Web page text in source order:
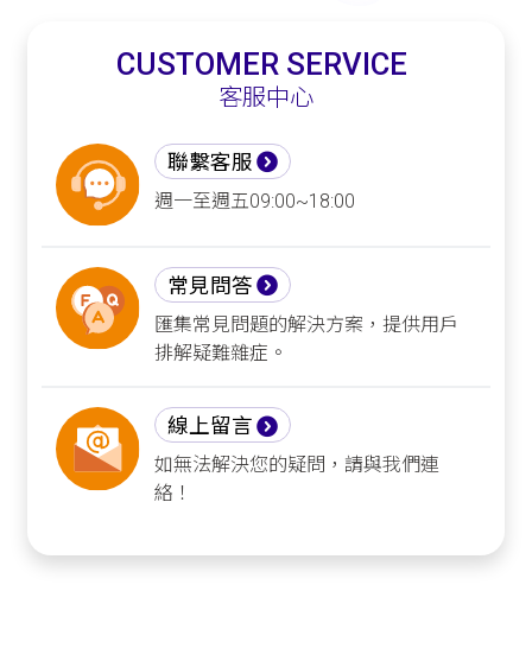
CUSTOMER SERVICE
客服中心
聯繫客服
週一至週五09:00~18:00
常見問答
匯集常見問題的解決方案，提供用戶
排解疑難雜症。
線上留言
如無法解決您的疑問，請與我們連
絡！